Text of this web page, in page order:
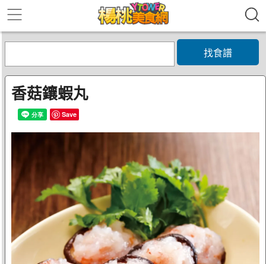
找食譜
香菇鑲蝦丸
Save